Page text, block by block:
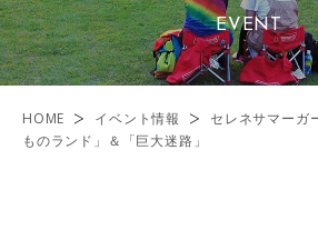
EVENT
HOME イベント情報
セレネサマーガ
ものランド」＆「巨大迷路」